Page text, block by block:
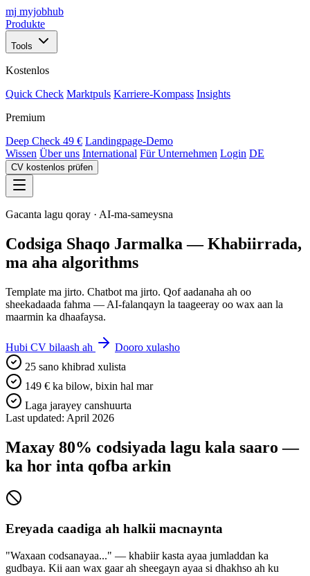
mj myjobhub
Produkte
Tools
Kostenlos
Quick Check Marktpuls Karriere-Kompass Insights
Premium
Deep Check 49 € Landingpage-Demo
Wissen Über uns International Für Unternehmen Login DE
CV kostenlos prüfen
Gacanta lagu qoray · AI-ma-sameysna
Codsiga Shaqo Jarmalka — Khabiirrada,
ma aha algorithms
Template ma jirto. Chatbot ma jirto. Qof aadanaha ah oo
sheekadaada fahma — AI-falanqayn la taageeray oo wax aan la
maarmin ka dhaafaysa.
Hubi CV bilaash ah
Dooro xulasho
25 sano khibrad xulista
149 € ka bilow, bixin hal mar
Laga jarayey canshuurta
Last updated: April 2026
Maxay 80% codsiyada lagu kala saaro —
ka hor inta qofba arkin
Ereyada caadiga ah halkii macnaynta
"Waxaan codsanayaa..." — khabiir kasta ayaa jumladdan ka
gudbaya. Kii aan wax gaar ah sheegayn ayaa si dhakhso ah ku